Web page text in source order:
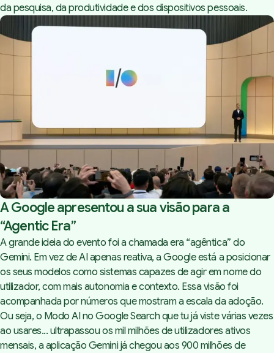
da pesquisa, da produtividade e dos dispositivos pessoais.
A Google apresentou a sua visão para a
“Agentic Era”
A grande ideia do evento foi a chamada era “agêntica” do
Gemini. Em vez de AI apenas reativa, a Google está a posicionar
os seus modelos como sistemas capazes de agir em nome do
utilizador, com mais autonomia e contexto. Essa visão foi
acompanhada por números que mostram a escala da adoção.
Ou seja, o Modo AI no Google Search que tu já viste várias vezes
ao usares... ultrapassou os mil milhões de utilizadores ativos
mensais, a aplicação Gemini já chegou aos 900 milhões de